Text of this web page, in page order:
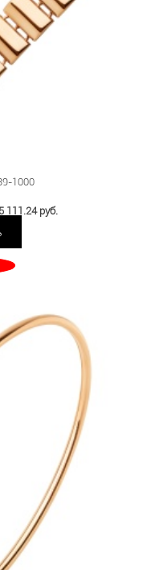
1000
111.24 руб.